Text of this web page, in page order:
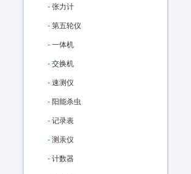
- 张力计
- 第五轮仪
- 一体机
- 交换机
- 速测仪
- 阳能杀虫
- 记录表
- 测汞仪
- 计数器